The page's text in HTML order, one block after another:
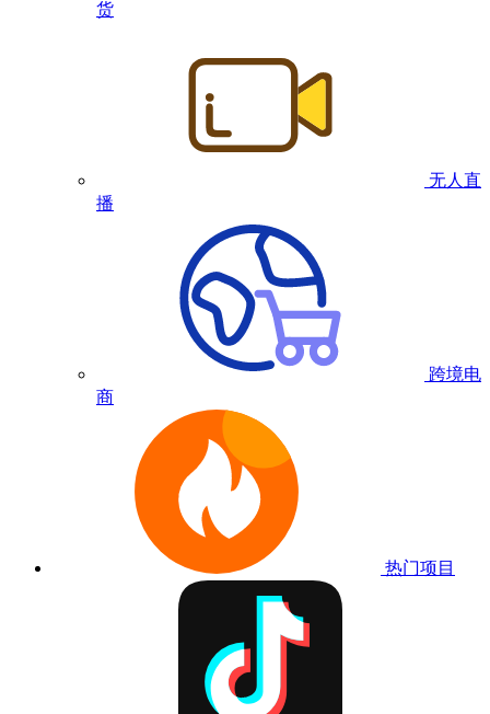
货
无人直
播
跨境电
商
热门项目